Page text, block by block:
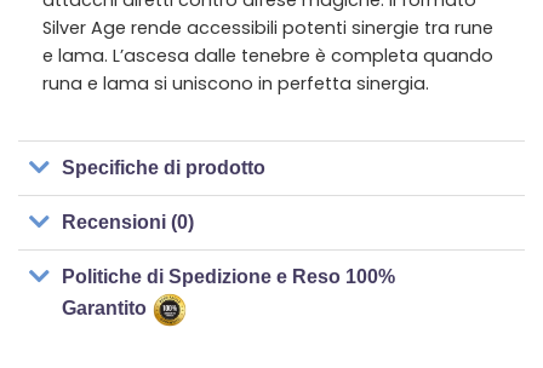
Silver Age rende accessibili potenti sinergie tra rune
e lama. L’ascesa dalle tenebre è completa quando
runa e lama si uniscono in perfetta sinergia.
Specifiche di prodotto
Recensioni (0)
Politiche di Spedizione e Reso 100%
Garantito